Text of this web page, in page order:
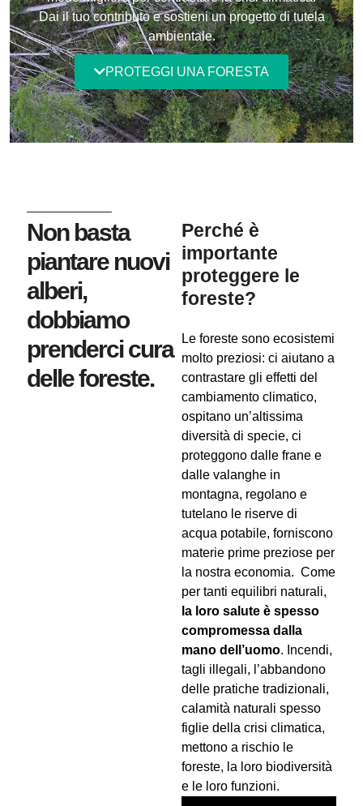
Dai il tuo contributo e sostieni un progetto di tutela
ambientale.
PROTEGGI UNA FORESTA
Non basta
piantare nuovi
alberi,
dobbiamo
prenderci cura
delle foreste.
Perché è
importante
proteggere le
foreste?
Le foreste sono ecosistemi
molto preziosi: ci aiutano a
contrastare gli effetti del
cambiamento climatico,
ospitano un’altissima
diversità di specie, ci
proteggono dalle frane e
dalle valanghe in
montagna, regolano e
tutelano le riserve di
acqua potabile, forniscono
materie prime preziose per
la nostra economia. Come
per tanti equilibri naturali,
la loro salute è spesso
compromessa dalla
mano dell’uomo. Incendi,
tagli illegali, l’abbandono
delle pratiche tradizionali,
calamità naturali spesso
figlie della crisi climatica,
mettono a rischio le
foreste, la loro biodiversità
e le loro funzioni.